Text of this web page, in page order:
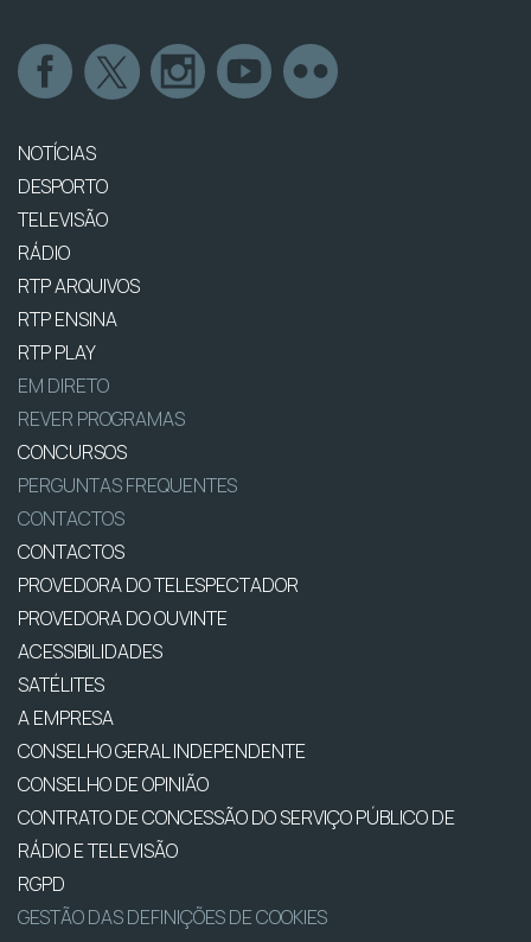
NOTÍCIAS
DESPORTO
TELEVISÃO
RÁDIO
RTP ARQUIVOS
RTP ENSINA
RTP PLAY
EM DIRETO
REVER PROGRAMAS
CONCURSOS
PERGUNTAS FREQUENTES
CONTACTOS
CONTACTOS
PROVEDORA DO TELESPECTADOR
PROVEDORA DO OUVINTE
ACESSIBILIDADES
SATÉLITES
A EMPRESA
CONSELHO GERAL INDEPENDENTE
CONSELHO DE OPINIÃO
CONTRATO DE CONCESSÃO DO SERVIÇO PÚBLICO DE
RÁDIO E TELEVISÃO
RGPD
GESTÃO DAS DEFINIÇÕES DE COOKIES